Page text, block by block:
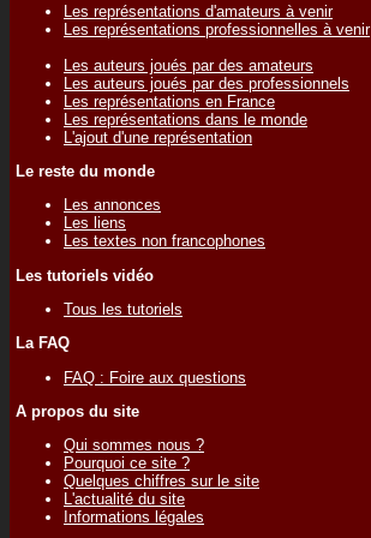
Les représentations d'amateurs à venir
Les représentations professionnelles à venir
Les auteurs joués par des amateurs
Les auteurs joués par des professionnels
Les représentations en France
Les représentations dans le monde
L'ajout d'une représentation
Le reste du monde
Les annonces
Les liens
Les textes non francophones
Les tutoriels vidéo
Tous les tutoriels
La FAQ
FAQ : Foire aux questions
A propos du site
Qui sommes nous ?
Pourquoi ce site ?
Quelques chiffres sur le site
L'actualité du site
Informations légales